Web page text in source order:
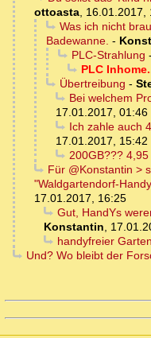
ottoasta, 16.01.2017,
Was ich nicht
Badewanne. -
PLC-Strahlung -
PLC
Übertreibung -
Bei welchem
17.01.2017, 01:46
Ich zahle auch
17.01.2017, 15:42
200GB??? 4,95
Für @Konstantin >
"Waldgartendorf-
17.01.2017, 16:25
Gut, HandYs
Konstantin,
handyfreier Garten
Und? Wo bleibt der